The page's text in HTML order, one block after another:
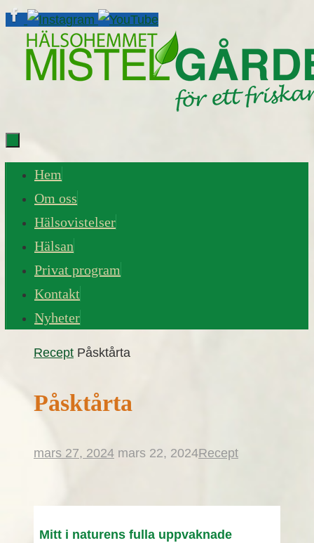
Skip
content
Skip
content
Hem
Om oss
Hälsovistelser
Hälsan
Privat program
Kontakt
Nyheter
Home
Recept Påsktårta
Påsktårta
mars 27, 2024 mars 22, 2024Recept
Mitt i naturens fulla uppvaknade